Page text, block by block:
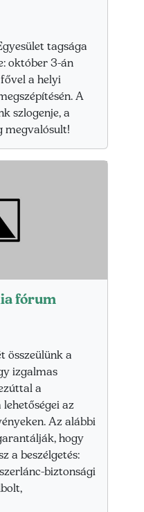
tagsága
október 3-án
a helyi
A
szlogenje, a
megvalósult!
fórum
összeülünk a
izgalmas
a
az
Az alábbi
hogy
a beszélgetés:
biztonsági